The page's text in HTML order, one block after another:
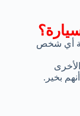
أي شخص
بخير.